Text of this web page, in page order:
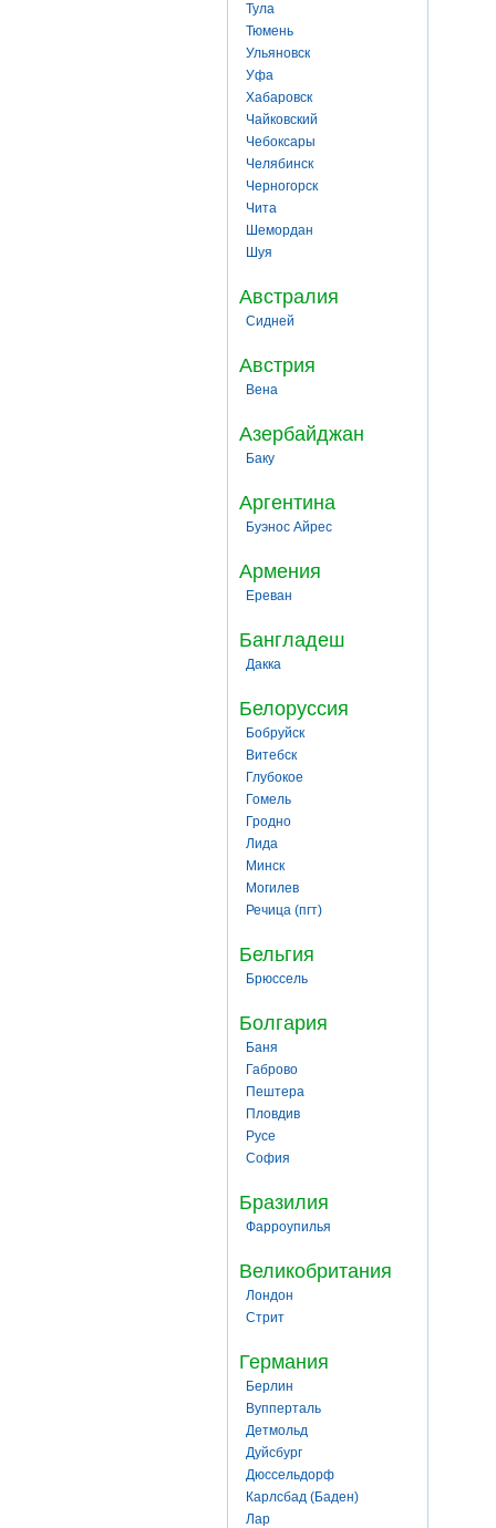
Тула
Тюмень
Ульяновск
Уфа
Хабаровск
Чайковский
Чебоксары
Челябинск
Черногорск
Чита
Шемордан
Шуя
Австралия
Сидней
Австрия
Вена
Азербайджан
Баку
Аргентина
Буэнос Айрес
Армения
Ереван
Бангладеш
Дакка
Белоруссия
Бобруйск
Витебск
Глубокое
Гомель
Гродно
Лида
Минск
Могилев
Речица (пгт)
Бельгия
Брюссель
Болгария
Баня
Габрово
Пештера
Пловдив
Русе
София
Бразилия
Фарроупилья
Великобритания
Лондон
Стрит
Германия
Берлин
Вупперталь
Детмольд
Дуйсбург
Дюссельдорф
Карлсбад (Баден)
Лар